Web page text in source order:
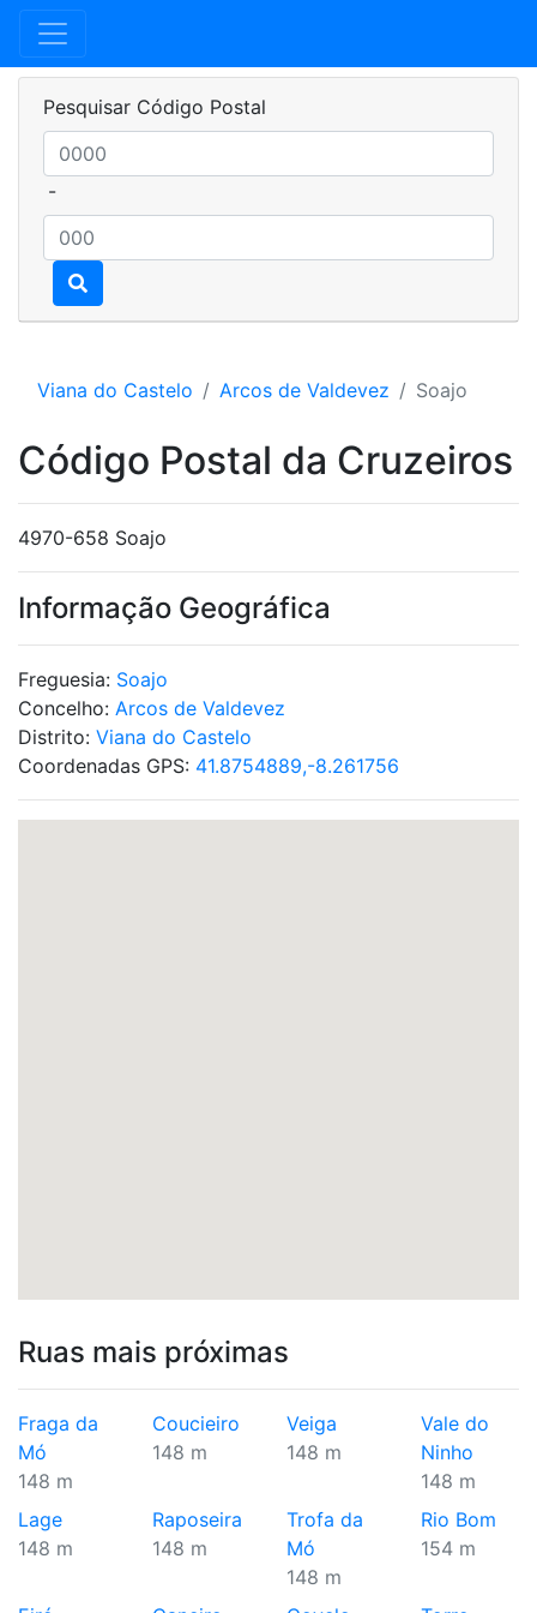
Pesquisar Código Postal
-
Viana do Castelo Arcos de Valdevez Soajo
Código Postal da Cruzeiros
4970-658 Soajo
Informação Geográfica
Freguesia: Soajo
Concelho: Arcos de Valdevez
Distrito: Viana do Castelo
Coordenadas GPS: 41.8754889,-8.261756
Ruas mais próximas
Fraga da
Mó
148 m
Coucieiro
148 m
Veiga
148 m
Vale do
Ninho
148 m
Lage
148 m
Raposeira
148 m
Trofa da
Mó
148 m
Rio Bom
154 m